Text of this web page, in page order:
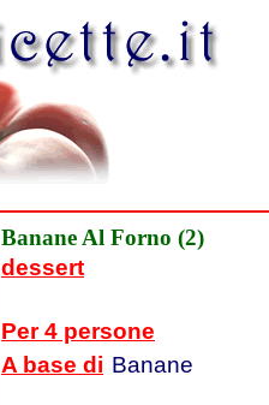
Banane Al Forno (2)
dessert
Per 4 persone
A base di Banane